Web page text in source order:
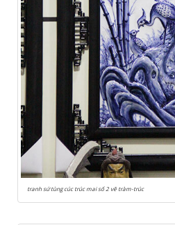
tranh sứ tùng cúc trúc mai số 2 vẽ tràm-trúc